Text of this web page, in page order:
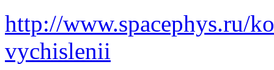
http://www.spacephys.ru/
vychislenii